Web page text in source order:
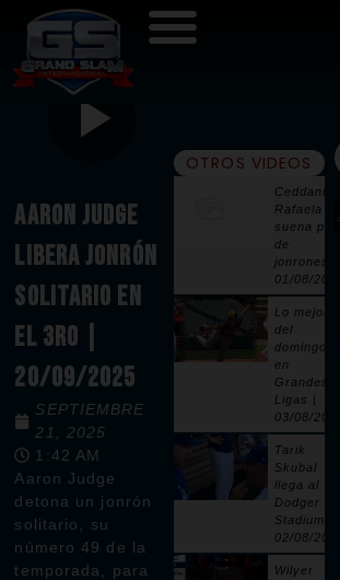
AARON JUDGE
LIBERA JONRÓN
SOLITARIO EN
EL 3RO |
20/09/2025
SEPTIEMBRE
21, 2025
1:42 AM
Aaron Judge
detona un jonrón
solitario, su
número 49 de la
temporada, para
OTROS VIDEOS
Ceddanne
Rafaela
suena par
de
jonrones |
01/08/2026
Lo mejor
del
domingo
en
Grandes
Ligas |
03/08/2026
Tarik
Skubal
llega al
Dodger
Stadium |
02/08/2026
Wilyer